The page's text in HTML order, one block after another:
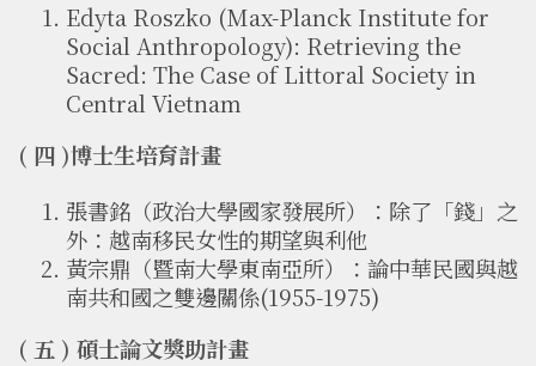
Edyta Roszko (Max-Planck Institute for
Social Anthropology): Retrieving the
Sacred: The Case of Littoral Society in
Central Vietnam
( 四 )博士生培育計畫
張書銘（政治大學國家發展所）：除了「錢」之
外：越南移民女性的期望與利他
黃宗鼎（暨南大學東南亞所）：論中華民國與越
南共和國之雙邊關係(1955-1975)
( 五 ) 碩士論文獎助計畫